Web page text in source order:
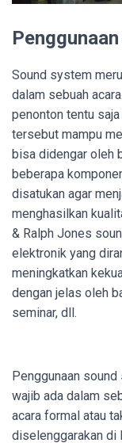
Sound system
dalam sebuah
penonton tentu
tersebut mampu
bisa didengar oleh
beberapa
disatukan agar
menghasilkan
& Ralph Jones
elektronik yang
meningkatkan
dengan jelas oleh
seminar, dll.
Penggunaan
wajib ada dalam
acara formal atau
diselenggarakan di